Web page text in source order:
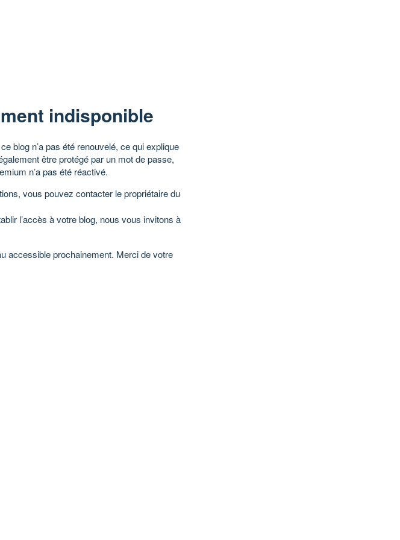
indisponible
blog n’a pas été renouvelé, ce qui explique
être protégé par un mot de passe,
n’a pas été réactivé.
vous pouvez contacter le propriétaire du
l’accès à votre blog, nous vous invitons à
accessible prochainement. Merci de votre